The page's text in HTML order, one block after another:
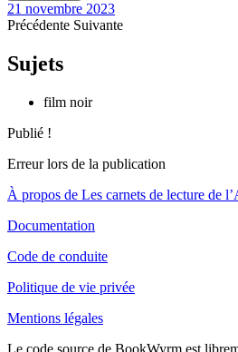
21 novembre 2023
Précédente Suivante
Sujets
film noir
Publié !
Erreur lors de la publication
À propos de Les carnets de lecture de
Documentation
Code de conduite
Politique de vie privée
Mentions légales